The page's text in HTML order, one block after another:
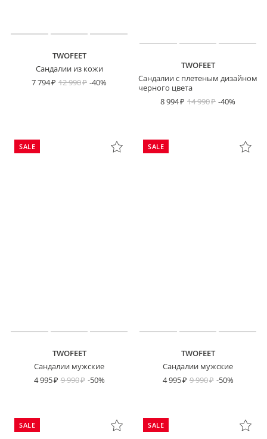
TWOFEET
Сандалии из кожи
7 794
12 990 -40%
TWOFEET
Сандалии с плетеным дизайном
черного цвета
8 994
14 990 -40%
SALE
TWOFEET
Сандалии мужские
4 995
9 990 -50%
SALE
TWOFEET
Сандалии мужские
4 995
9 990 -50%
SALE SALE